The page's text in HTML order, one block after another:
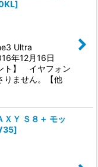
]
Ultra
年12月16日
ト】 イヤフォン
りません。【他
Ｙ Ｓ８＋ モッ
]